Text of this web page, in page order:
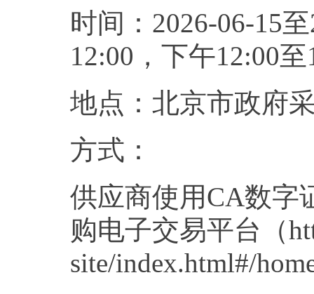
时间：2026-06-15
12:00，下午12:00
地点：北京市政府
方式：
供应商使用CA数字
购电子交易平台（
site/index.html#/